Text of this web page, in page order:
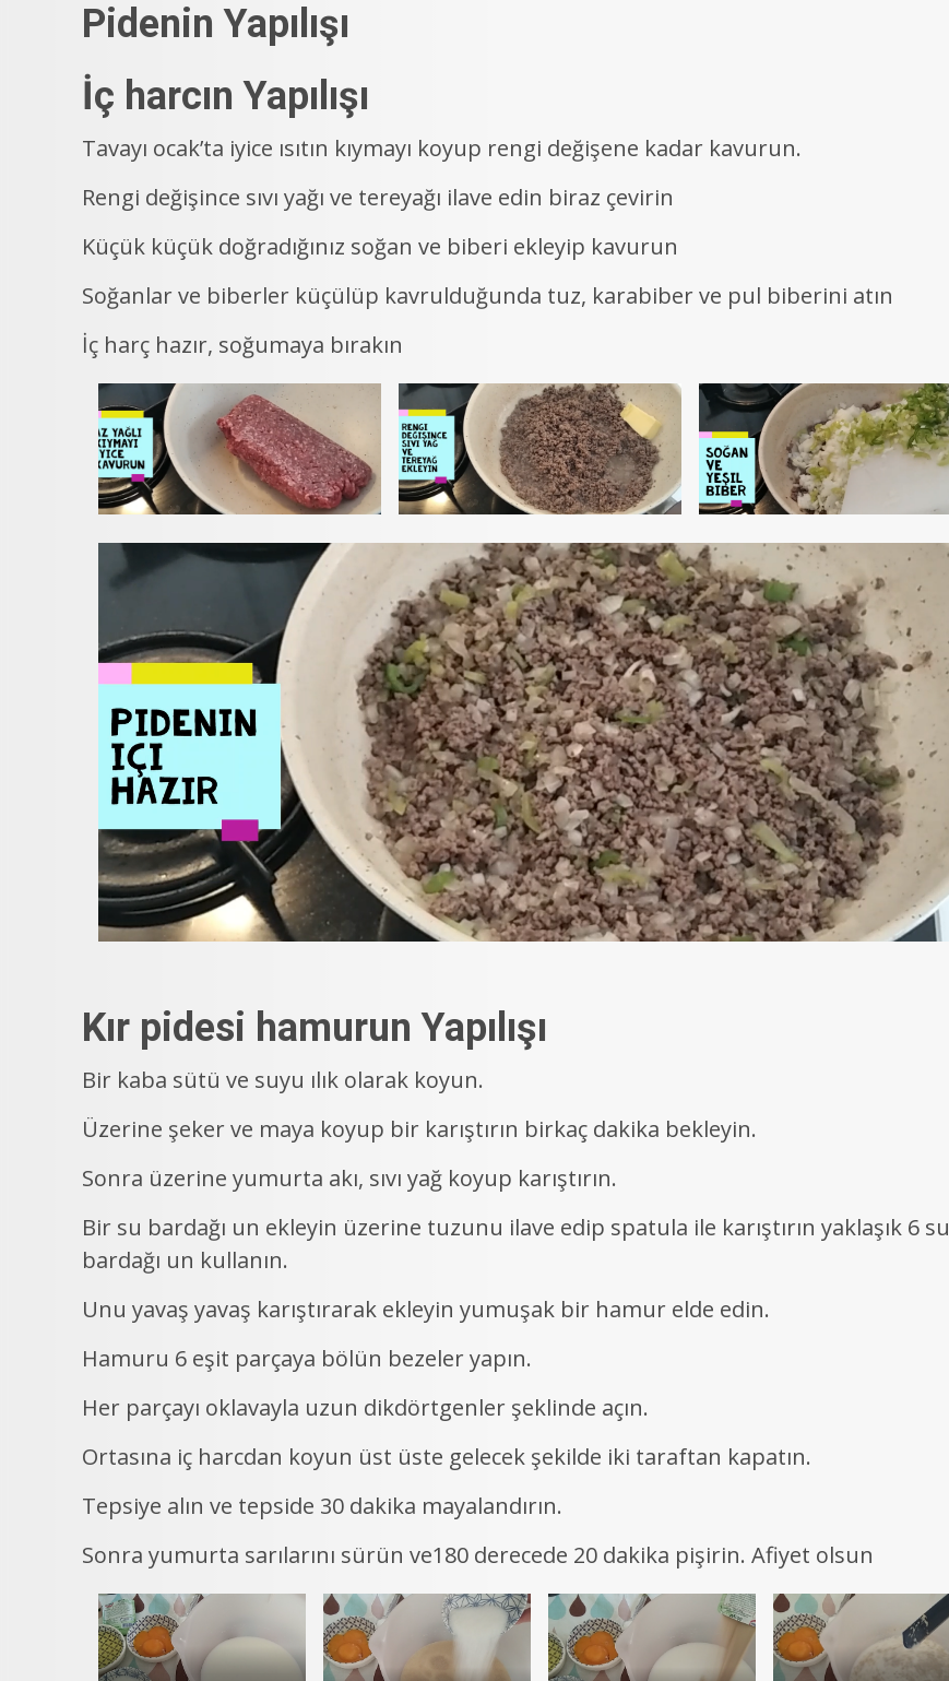
Pidenin Yapılışı
İç harcın Yapılışı
Tavayı ocak’ta iyice ısıtın kıymayı koyup rengi değişene kadar kavurun.
Rengi değişince sıvı yağı ve tereyağı ilave edin biraz çevirin
Küçük küçük doğradığınız soğan ve biberi ekleyip kavurun
Soğanlar ve biberler küçülüp kavrulduğunda tuz, karabiber ve pul biberini atın
İç harç hazır, soğumaya bırakın
Kır pidesi hamurun Yapılışı
Bir kaba sütü ve suyu ılık olarak koyun.
Üzerine şeker ve maya koyup bir karıştırın birkaç dakika bekleyin.
Sonra üzerine yumurta akı, sıvı yağ koyup karıştırın.
Bir su bardağı un ekleyin üzerine tuzunu ilave edip spatula ile karıştırın yaklaşık 6 su
bardağı un kullanın.
Unu yavaş yavaş karıştırarak ekleyin yumuşak bir hamur elde edin.
Hamuru 6 eşit parçaya bölün bezeler yapın.
Her parçayı oklavayla uzun dikdörtgenler şeklinde açın.
Ortasına iç harcdan koyun üst üste gelecek şekilde iki taraftan kapatın.
Tepsiye alın ve tepside 30 dakika mayalandırın.
Sonra yumurta sarılarını sürün ve180 derecede 20 dakika pişirin. Afiyet olsun